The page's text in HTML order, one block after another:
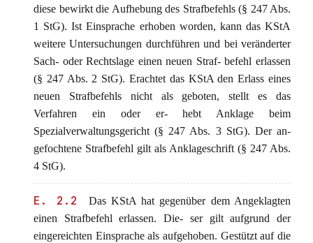
diese bewirkt die Aufhebung des Strafbefehls (§ 247 Abs.
1 StG). Ist Einsprache erhoben worden, kann das KStA
weitere Untersuchungen durchführen und bei veränderter
Sach- oder Rechtslage einen neuen Straf- befehl erlassen
(§ 247 Abs. 2 StG). Erachtet das KStA den Erlass eines
neuen Strafbefehls nicht als geboten, stellt es das
Verfahren ein oder er- hebt Anklage beim
Spezialverwaltungsgericht (§ 247 Abs. 3 StG). Der an-
gefochtene Strafbefehl gilt als Anklageschrift (§ 247 Abs.
4 StG).
E. 2.2
Das KStA hat gegenüber dem Angeklagten
einen Strafbefehl erlassen. Die- ser gilt aufgrund der
eingereichten Einsprache als aufgehoben. Gestützt auf die